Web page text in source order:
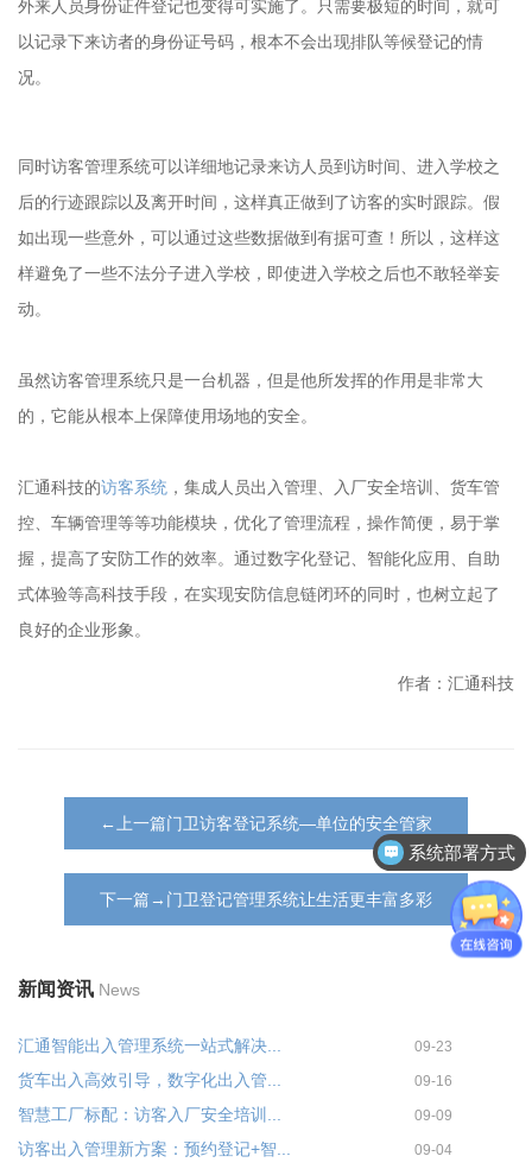
外来人员身份证件登记也变得可实施了。只需要极短的时间，就可
以记录下来访者的身份证号码，根本不会出现排队等候登记的情
况。
同时访客管理系统可以详细地记录来访人员到访时间、进入学校之
后的行迹跟踪以及离开时间，这样真正做到了访客的实时跟踪。假
如出现一些意外，可以通过这些数据做到有据可查！所以，这样这
样避免了一些不法分子进入学校，即使进入学校之后也不敢轻举妄
动。
虽然访客管理系统只是一台机器，但是他所发挥的作用是非常大
的，它能从根本上保障使用场地的安全。
汇通科技的访客系统 ，集成人员出入管理、入厂安全培训、货车管
控、车辆管理等等功能模块，优化了管理流程，操作简便，易于掌
握，提高了安防工作的效率。通过数字化登记、智能化应用、自助
式体验等高科技手段，在实现安防信息链闭环的同时，也树立起了
良好的企业形象。
作者：汇通科技
←上一篇门卫访客登记系统—单位的安全管家
下一篇→门卫登记管理系统让生活更丰富多彩
新闻资讯 News
汇通智能出入管理系统一站式解决... 09-23
货车出入高效引导，数字化出入管... 09-16
智慧工厂标配：访客入厂安全培训... 09-09
访客出入管理新方案：预约登记+智... 09-04
系统部署方式